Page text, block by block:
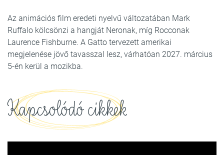
Az animációs film eredeti nyelvű változatában Mark
Ruffalo kölcsönzi a hangját Neronak, míg Rocconak
Laurence Fishburne. A Gatto tervezett amerikai
megjelenése jövő tavasszal lesz, várhatóan 2027. március
5-én kerül a mozikba.
Kapcsolódó cikkek